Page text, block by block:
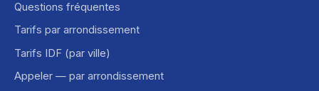
Questions fréquentes
Tarifs par arrondissement
Tarifs IDF (par ville)
Appeler — par arrondissement